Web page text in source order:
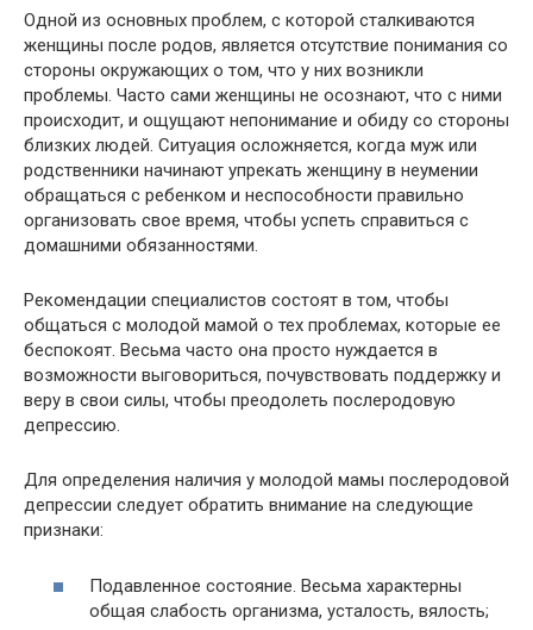
Одной из основных проблем, с которой сталкиваются
женщины после родов, является отсутствие понимания со
стороны окружающих о том, что у них возникли
проблемы. Часто сами женщины не осознают, что с ними
происходит, и ощущают непонимание и обиду со стороны
близких людей. Ситуация осложняется, когда муж или
родственники начинают упрекать женщину в неумении
обращаться с ребенком и неспособности правильно
организовать свое время, чтобы успеть справиться с
домашними обязанностями.
Рекомендации специалистов состоят в том, чтобы
общаться с молодой мамой о тех проблемах, которые ее
беспокоят. Весьма часто она просто нуждается в
возможности выговориться, почувствовать поддержку и
веру в свои силы, чтобы преодолеть послеродовую
депрессию.
Для определения наличия у молодой мамы послеродовой
депрессии следует обратить внимание на следующие
признаки:
Подавленное состояние. Весьма характерны
общая слабость организма, усталость, вялость;